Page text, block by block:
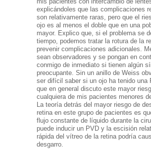
explicándoles que las complicaciones
son relativamente raras, pero que el
ojo es al menos el doble que en una
mayor. Explico que, si el problema se
tiempo, podemos tratar la rotura de la
prevenir complicaciones adicionales.
sean observadores y se pongan en
conmigo de inmediato si tienen algún
preocupante. Sin un anillo de Weiss
ser difícil saber si un ojo ha tenido una
que en general discuto este mayor
cualquiera de mis pacientes menores
La teoría detrás del mayor riesgo de
retina en este grupo de pacientes es
flujo constante de líquido durante la
puede inducir un PVD y la escisión
rápida del vítreo de la retina podría
desgarro.